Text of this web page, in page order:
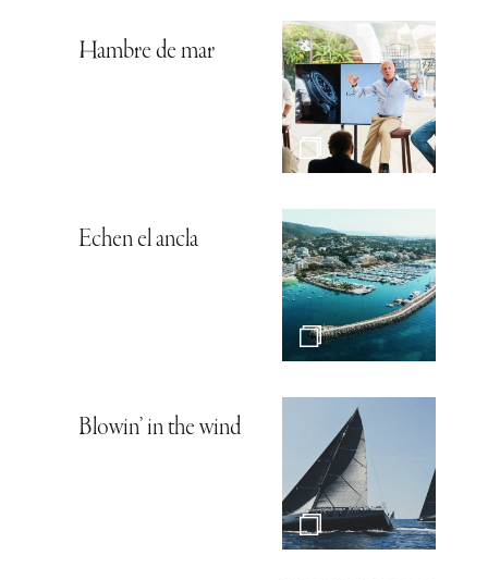
Hambre de mar
Echen el ancla
Blowin’ in the wind